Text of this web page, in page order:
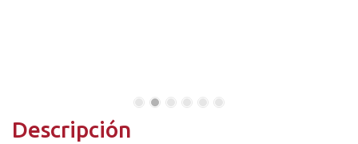
Descripción